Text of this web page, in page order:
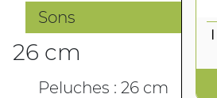
Sons
26 cm
Peluches : 26 cm